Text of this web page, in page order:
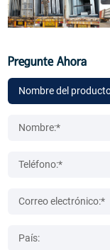
Pregunte Ahora